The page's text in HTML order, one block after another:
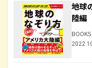
地球
陸編